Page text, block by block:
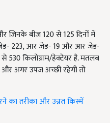
जिनके बीज 120 से 125 दिनों में
223, आर जेड- 19 और आर जेड-
530 किलोग्राम/हेक्टेयर है. मतलब
अगर उपज अच्छी रहेगी तो
का तरीका और उन्नत किस्में